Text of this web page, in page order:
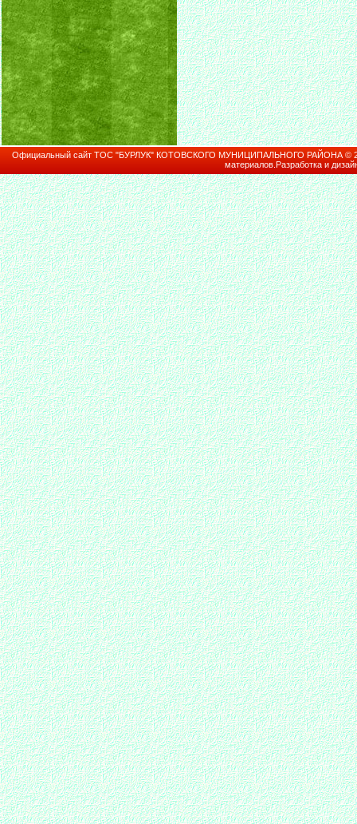
Официальный сайт ТОС "БУРЛУК" КОТОВСКОГО МУНИЦИПАЛЬНОГО РАЙОНА ©
материалов.Разработка и